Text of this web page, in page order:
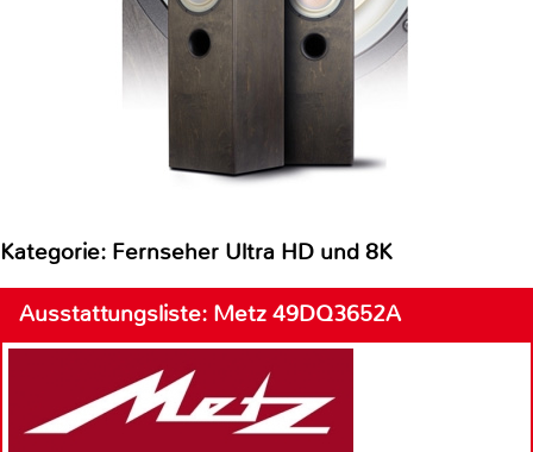
Kategorie: Fernseher Ultra HD und 8K
Ausstattungsliste: Metz 49DQ3652A